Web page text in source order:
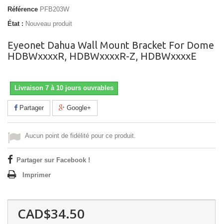
Référence PFB203W
État : Nouveau produit
Eyeonet Dahua Wall Mount Bracket For Dome
HDBWxxxxR, HDBWxxxxR-Z, HDBWxxxxE
Livraison 7 à 10 jours ouvrables
Partager Google+
Aucun point de fidélité pour ce produit.
Partager sur Facebook !
Imprimer
CAD$34.50